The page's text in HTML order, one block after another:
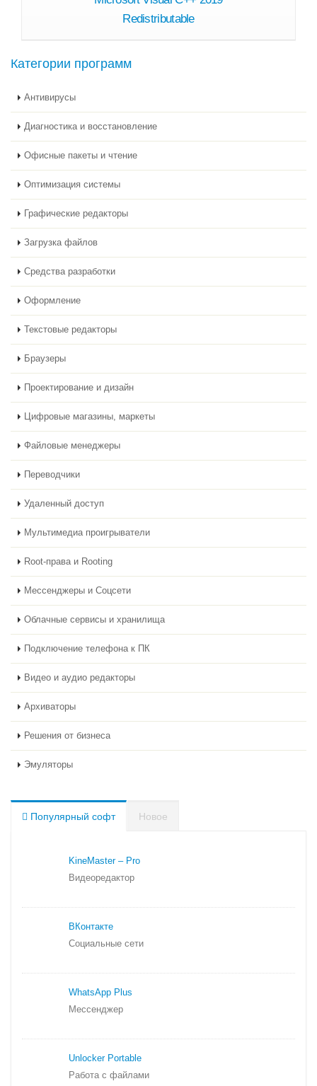
Redistributable
Категории программ
Антивирусы
Диагностика и восстановление
Офисные пакеты и чтение
Оптимизация системы
Графические редакторы
Загрузка файлов
Средства разработки
Оформление
Текстовые редакторы
Браузеры
Проектирование и дизайн
Цифровые магазины, маркеты
Файловые менеджеры
Переводчики
Удаленный доступ
Мультимедиа проигрыватели
Root-права и Rooting
Мессенджеры и Соцсети
Облачные сервисы и хранилища
Подключение телефона к ПК
Видео и аудио редакторы
Архиваторы
Решения от бизнеса
Эмуляторы
Популярный софт Новое
KineMaster – Pro
Видеоредактор
ВКонтакте
Социальные сети
WhatsApp Plus
Мессенджер
Unlocker Portable
Работа с файлами